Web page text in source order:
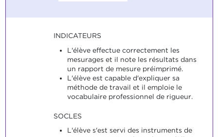
INDICATEURS
L'élève effectue correctement les
mesurages et il note les résultats dans
un rapport de mesure préimprimé.
L'élève est capable d'expliquer sa
méthode de travail et il emploie le
vocabulaire professionnel de rigueur.
SOCLES
L'élève s'est servi des instruments de